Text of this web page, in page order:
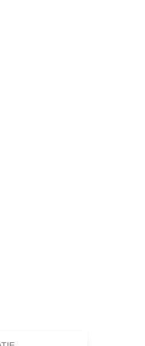
Hierdoor hoor ik
mogelijke signalen,